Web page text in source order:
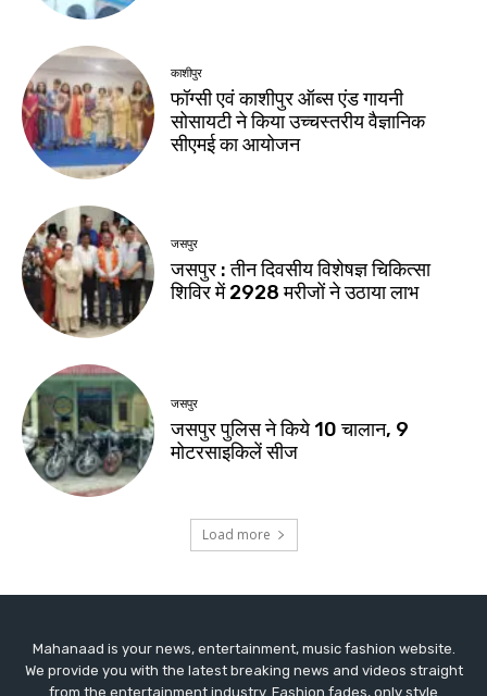
Mahanaad is your news, entertainment, music fashion website.
We provide you with the latest breaking news and videos straight
from the entertainment industry. Fashion fades, only style